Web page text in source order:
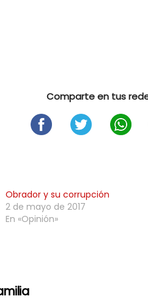
Comparte en tus
Obrador y su corrupción
2 de mayo de 2017
En «Opinión»